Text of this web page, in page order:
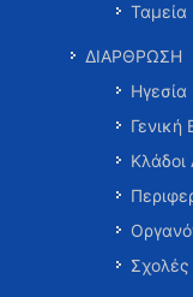
Ταμεία
ΔΙΑΡΘΡΩΣΗ
Ηγεσία